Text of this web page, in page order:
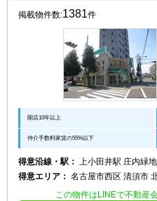
掲載物件数:1381件
開店10年以上
仲介手数料家賃の55%以下
得意沿線・駅：
上小田井駅 庄内緑
得意エリア： 名古屋市西区 清須市
この物件はLINEで不動産